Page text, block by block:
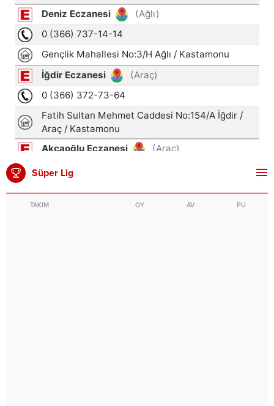
Süper Lig
TAKIM OY AV PU